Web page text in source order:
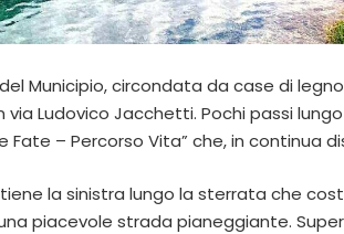
Municipio, circondata da case di
via Ludovico Jacchetti. Pochi passi
Fate – Percorso Vita” che, in continua
la sinistra lungo la sterrata che
piacevole strada pianeggiante.